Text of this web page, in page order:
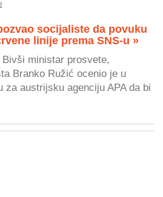
socijaliste da povuku
linije prema SNS-u »
Bivši ministar prosvete,
Branko Ružić ocenio je u
za austrijsku agenciju APA da bi